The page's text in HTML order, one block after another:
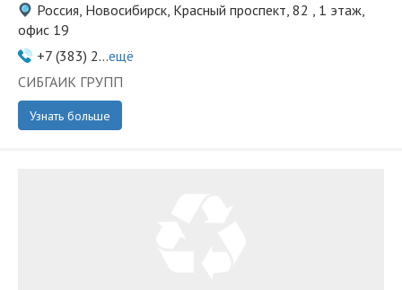
Россия, Новосибирск, Красный проспект, 82 , 1 этаж,
офис 19
+7 (383) 2...ещё
СИБГАИК ГРУПП
Узнать больше